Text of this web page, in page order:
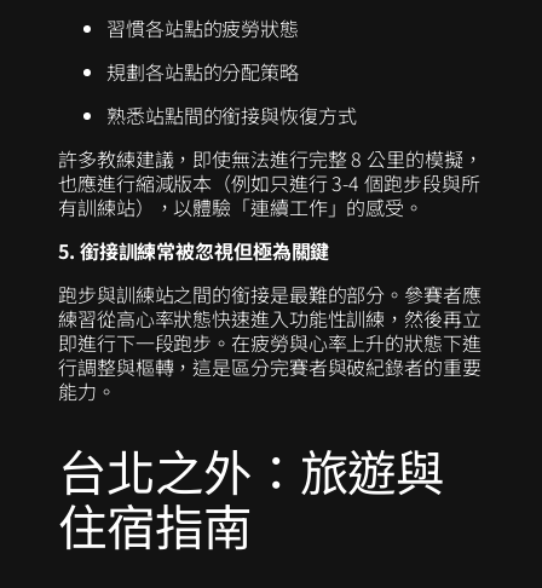
習慣各站點的疲勞狀態
規劃各站點的分配策略
熟悉站點間的銜接與恢復方式
許多教練建議，即使無法進行完整 8 公里的模擬，
也應進行縮減版本（例如只進行 3-4 個跑步段與所
有訓練站），以體驗「連續工作」的感受。
5. 銜接訓練常被忽視但極為關鍵
跑步與訓練站之間的銜接是最難的部分。參賽者應
練習從高心率狀態快速進入功能性訓練，然後再立
即進行下一段跑步。在疲勞與心率上升的狀態下進
行調整與樞轉，這是區分完賽者與破紀錄者的重要
能力。
台北之外：旅遊與
住宿指南